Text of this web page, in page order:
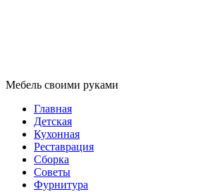
Мебель своими руками
Главная
Детская
Кухонная
Реставрация
Сборка
Советы
Фурнитура